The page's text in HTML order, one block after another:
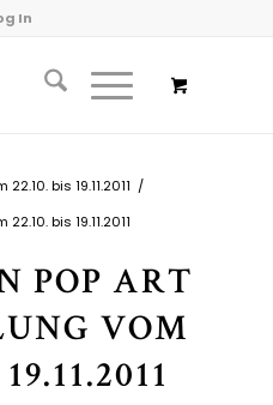
In
bis 19.11.2011 /
bis 19.11.2011
POP ART
VOM